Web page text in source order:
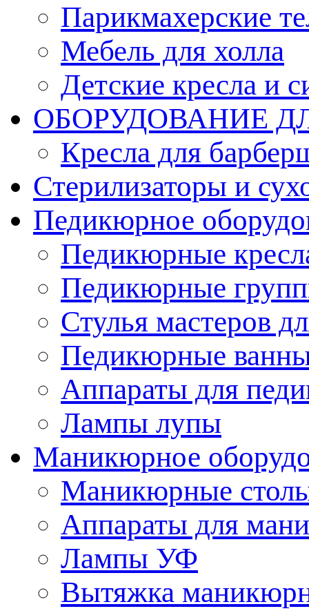
Парикмахерские
Мебель для холла
Детские кресла и
ОБОРУДОВАНИЕ
Кресла для
Стерилизаторы и
Педикюрное
Педикюрные
Педикюрные
Стулья мастеров
Педикюрные
Аппараты для
Лампы лупы
Маникюрное
Маникюрные
Аппараты для
Лампы УФ
Вытяжка